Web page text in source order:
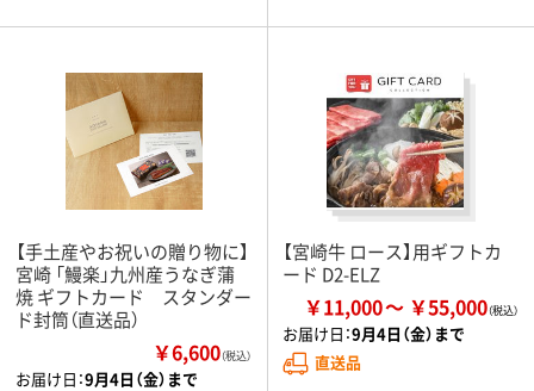
【手土産やお祝いの贈り物に】
宮崎 「鰻楽」九州産うなぎ蒲
焼 ギフトカード スタンダー
ド封筒（直送品）
￥6,600（税込）
お届け日：9月4日（金）まで
【宮崎牛 ロース】用ギフトカ
ード D2-ELZ
￥11,000 ￥55,000
お届け日：9月4日（金）まで
直送品